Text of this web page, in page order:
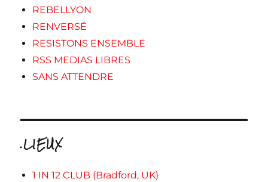
REBELLYON
RENVERSÉ
RESISTONS ENSEMBLE
RSS MEDIAS LIBRES
SANS ATTENDRE
.LIEUX
1 IN 12 CLUB (Bradford, UK)